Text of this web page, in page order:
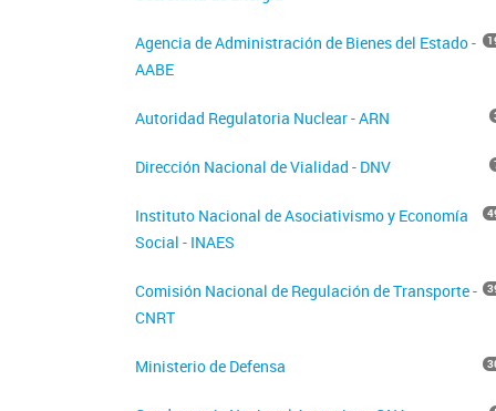
Agencia de Administración de Bienes del Estado -
AABE
Autoridad Regulatoria Nuclear - ARN
Dirección Nacional de Vialidad - DNV
Instituto Nacional de Asociativismo y Economía
Social - INAES
Comisión Nacional de Regulación de Transporte -
CNRT
Ministerio de Defensa